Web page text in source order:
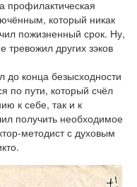
профилактическая
который никак
пожизненный срок. Ну,
тревожил других зэков
конца безысходности
по пути, который счёл
к себе, так и к
получить необходимое
методист с духовым